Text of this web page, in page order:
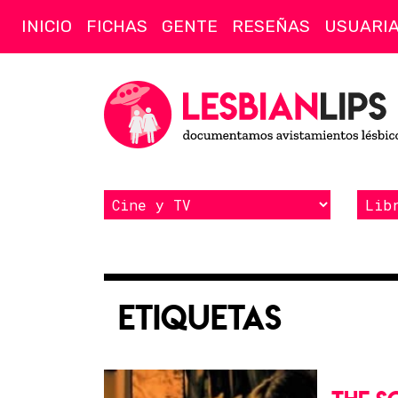
INICIO FICHAS GENTE RESEÑAS
Etiquetas